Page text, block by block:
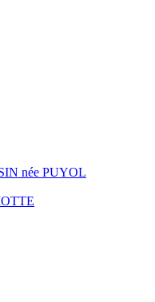
née PUYOL